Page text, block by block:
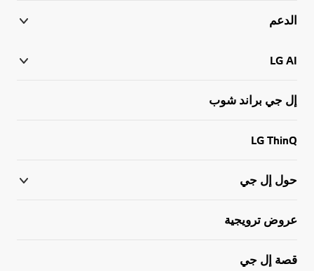
الدعم
LG AI
إل جي براند شوب
LG ThinQ
حول إل جي
عروض ترويجية
قصة إل جي